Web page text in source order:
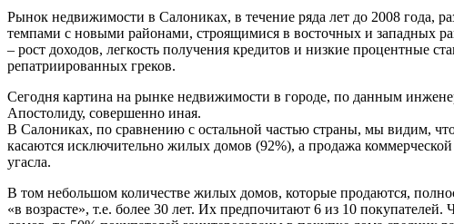
Рынок недвижимости в Салониках, в течение ряда лет до 2008 года,
темпами с новыми районами, строящимися в восточных и западных
– рост доходов, легкость получения кредитов и низкие процентные
репатриированных греков.
Сегодня картина на рынке недвижимости в городе, по данным
Апостолиду, совершенно иная.
В Салониках, по сравнению с остальной частью страны, мы видим,
касаются исключительно жилых домов (92%), а продажа
угасла.
В том небольшом количестве жилых домов, которые продаются,
«в возрасте», т.е. более 30 лет. Их предпочитают 6 из 10 покупателей.